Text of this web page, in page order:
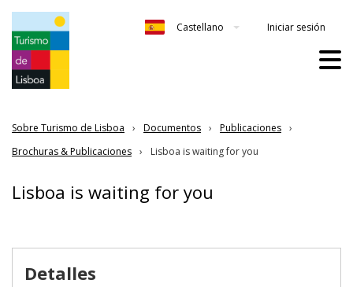
Castellano Iniciar sesión
Sobre Turismo de Lisboa Documentos
Publicaciones
Brochuras & Publicaciones
Lisboa is waiting for you
Lisboa is waiting for you
Detalles